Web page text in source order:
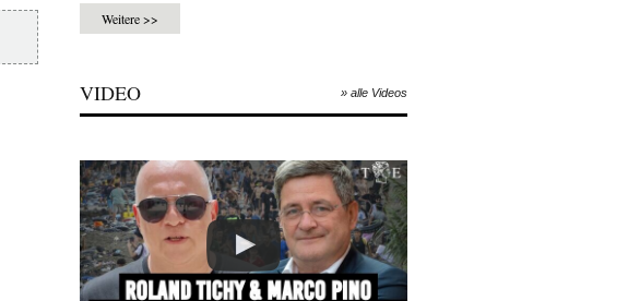
Weitere >>
VIDEO » alle Videos